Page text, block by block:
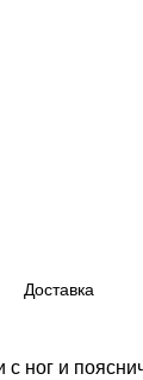
Доставка
с ног и